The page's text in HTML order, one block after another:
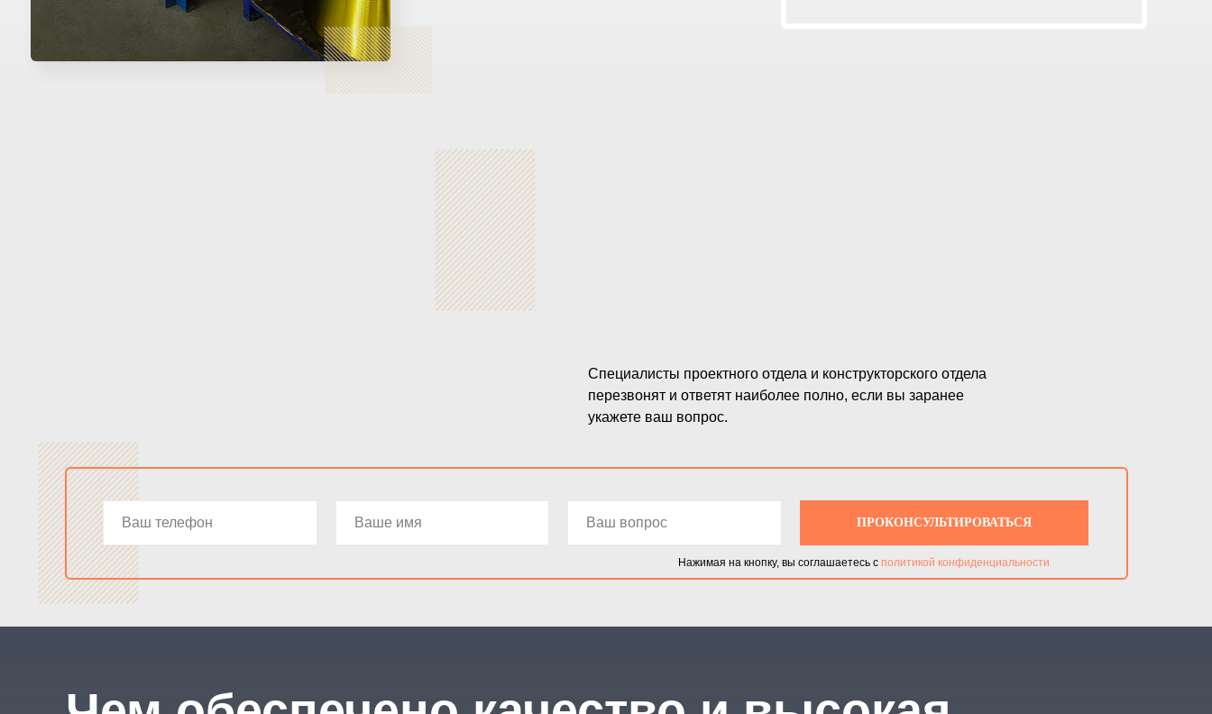
Специалисты проектного отдела и конструкторского отдела
перезвонят и ответят наиболее полно, если вы заранее
укажете ваш вопрос.
ПРОКОНСУЛЬТИРОВАТЬСЯ
Нажимая на кнопку, вы соглашаетесь с политикой конфиденциальности